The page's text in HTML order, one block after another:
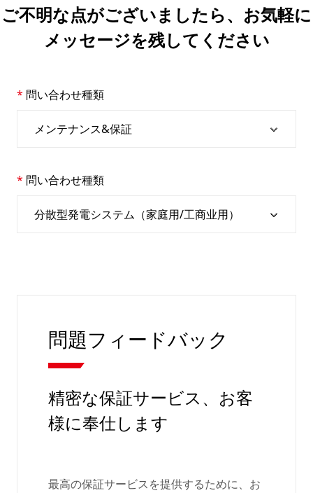
ご不明な点がございましたら、お気軽に
メッセージを残してください
問い合わせ種類
問い合わせ種類
問題フィードバック
精密な保証サービス、お客
様に奉仕します
最高の保証サービスを提供するために、お